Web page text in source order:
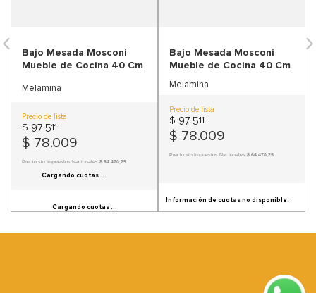
Bajo Mesada Mosconi
Mueble de Cocina 40 Cm
Melamina
Precio de lista
$ 97.511
$ 78.009
Precio sin Impuestos Nacionales:$ 64.470,25
Cargando cuotas ...
Cargando cuotas ...
Bajo Mesada Mosconi
Mueble de Cocina 40 Cm
Melamina
Precio de lista
$ 97.511
$ 78.009
Precio sin Impuestos Nacionales:$ 64.470,25
Información de cuotas no disponible.